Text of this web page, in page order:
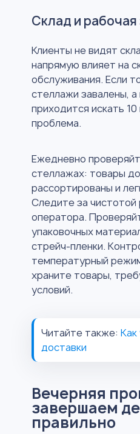
Склад и рабочая
Клиенты не видят
напрямую влияет на
обслуживания. Если
стеллажи завалены,
приходится искать
проблема.
Ежедневно
стеллажах: товары
рассортированы и
Следите за чистотой
оператора.
упаковочных
стрейч-пленки.
температурный
храните товары,
условий.
Читайте также: Как
доставки
Вечерняя
завершаем
правильно